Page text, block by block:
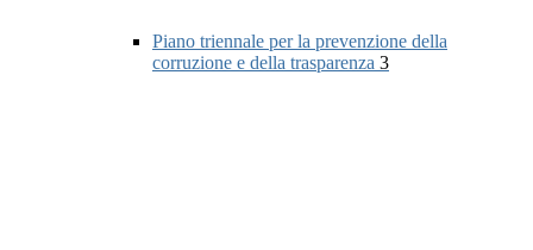
Piano triennale per la prevenzione della
corruzione e della trasparenza 3